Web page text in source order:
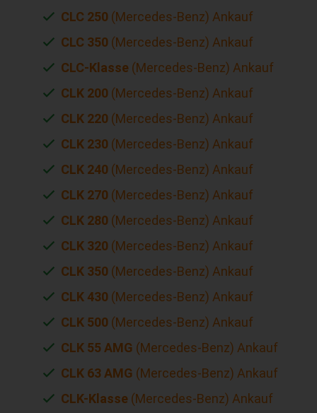
CLC 250 (Mercedes-Benz) Ankauf
CLC 350 (Mercedes-Benz) Ankauf
CLC-Klasse (Mercedes-Benz) Ankauf
CLK 200 (Mercedes-Benz) Ankauf
CLK 220 (Mercedes-Benz) Ankauf
CLK 230 (Mercedes-Benz) Ankauf
CLK 240 (Mercedes-Benz) Ankauf
CLK 270 (Mercedes-Benz) Ankauf
CLK 280 (Mercedes-Benz) Ankauf
CLK 320 (Mercedes-Benz) Ankauf
CLK 350 (Mercedes-Benz) Ankauf
CLK 430 (Mercedes-Benz) Ankauf
CLK 500 (Mercedes-Benz) Ankauf
CLK 55 AMG (Mercedes-Benz) Ankauf
CLK 63 AMG (Mercedes-Benz) Ankauf
CLK-Klasse (Mercedes-Benz) Ankauf